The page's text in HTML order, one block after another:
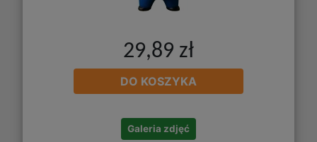
29,89 zł
DO KOSZYKA
Galeria zdjęć